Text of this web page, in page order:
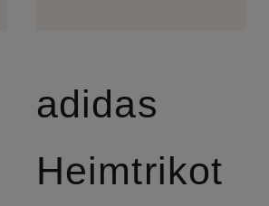
adidas
Heimtrikot